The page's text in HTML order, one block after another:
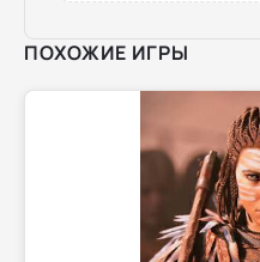
ПОХОЖИЕ ИГРЫ